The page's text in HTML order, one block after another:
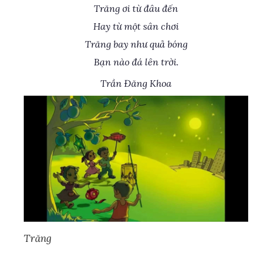
Trăng ơi từ đâu đến
Hay từ một sân chơi
Trăng bay như quả bóng
Bạn nào đá lên trời.
Trần Đăng Khoa
Trăng